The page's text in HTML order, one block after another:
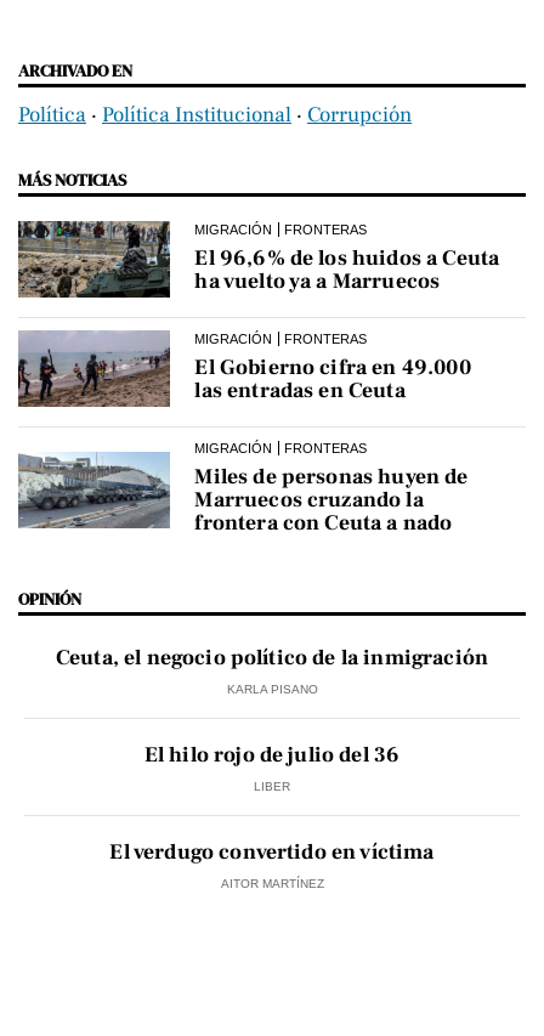
ARCHIVADO EN
Política ‧ Política Institucional ‧ Corrupción
MÁS NOTICIAS
MIGRACIÓN FRONTERAS
El 96,6% de los huidos a Ceuta
ha vuelto ya a Marruecos
MIGRACIÓN FRONTERAS
El Gobierno cifra en 49.000
las entradas en Ceuta
MIGRACIÓN FRONTERAS
Miles de personas huyen de
Marruecos cruzando la
frontera con Ceuta a nado
OPINIÓN
Ceuta, el negocio político de la inmigración
KARLA PISANO
El hilo rojo de julio del 36
LIBER
El verdugo convertido en víctima
AITOR MARTÍNEZ